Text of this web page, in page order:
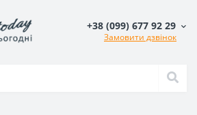
+38 (099) 677 92 29
Замовити дзвінок